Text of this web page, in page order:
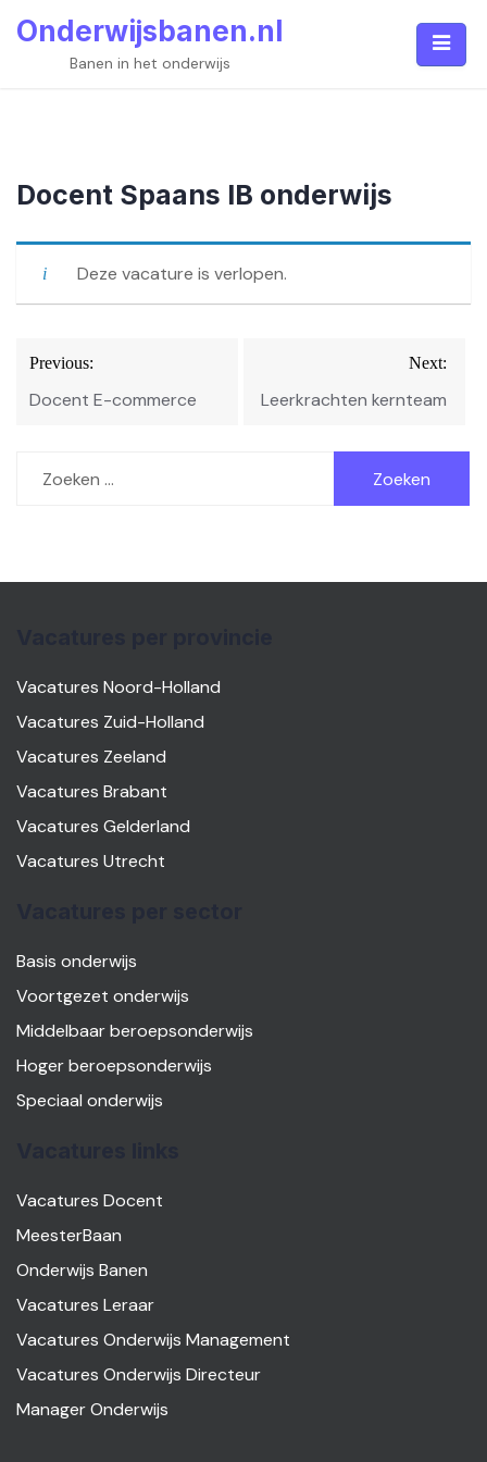
Onderwijsbanen.nl
Banen in het onderwijs
Docent Spaans IB onderwijs
Deze vacature is verlopen.
Bericht
navigatie
Previous:
Docent E-commerce
Next:
Leerkrachten kernteam
naar:
Vacatures Noord-Holland
Vacatures Zuid-Holland
Vacatures Zeeland
Vacatures Brabant
Vacatures Gelderland
Vacatures Utrecht
Basis onderwijs
Voortgezet onderwijs
Middelbaar beroepsonderwijs
Hoger beroepsonderwijs
Speciaal onderwijs
Vacatures Docent
MeesterBaan
Onderwijs Banen
Vacatures Leraar
Vacatures Onderwijs Management
Vacatures Onderwijs Directeur
Manager Onderwijs